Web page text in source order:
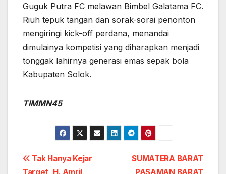
Guguk Putra FC melawan Bimbel Galatama FC.
Riuh tepuk tangan dan sorak-sorai penonton
mengiringi kick-off perdana, menandai
dimulainya kompetisi yang diharapkan menjadi
tonggak lahirnya generasi emas sepak bola
Kabupaten Solok.
TIMMN45
Post
SUMATERA BARAT
Tak Hanya Kejar